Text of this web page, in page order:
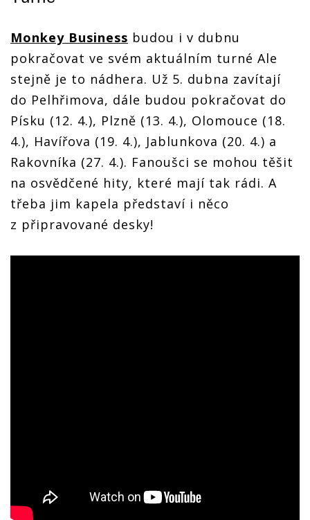
Monkey Business budou i v dubnu
pokračovat ve svém aktuálním turné Ale
stejně je to nádhera. Už 5. dubna zavítají
do Pelhřimova, dále budou pokračovat do
Písku (12. 4.), Plzně (13. 4.), Olomouce (18.
4.), Havířova (19. 4.), Jablunkova (20. 4.) a
Rakovníka (27. 4.). Fanoušci se mohou těšit
na osvědčené hity, které mají tak rádi. A
třeba jim kapela představí i něco
z připravované desky!